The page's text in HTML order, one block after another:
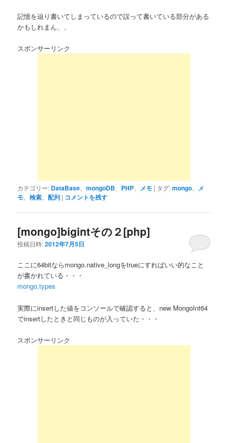
記憶を辿り書いてしまっているので誤って書いている部分がある
かもしれまん、、
スポンサーリンク
カテゴリー: DataBase 、mongoDB PHP メモ | タグ:mongo
メ
モ 、検索 、配列 | コメントを残す
[mongo]bigintその２[php]
投稿日時:2012年7月5日
ここに64bitならmongo.native_longをtrueにすればいい的なこと
が書かれている・・・
mongo.types
実際にinsertした値をコンソールで確認すると、new MongoInt64
でinsertしたときと同じものが入っていた・・・
スポンサーリンク